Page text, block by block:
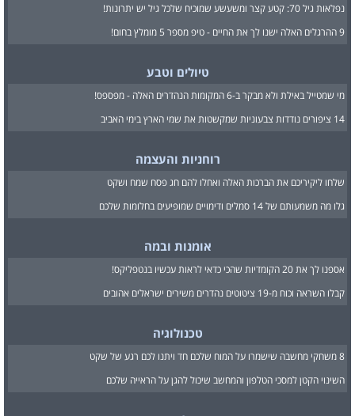
נפלאות גיל 70: קטע קצר ומשעשע שמוכיח שלכל גיל יש יתרונות!
9 ההרגלים האלה ישנו לך את החיים - טיפ מספר 5 מומלץ בחום!
טיולים וטבע
מי שמטייל באילת ולא מבקר ב-6 המקומות הנהדרים האלה - מפספס!
14 ציפורים נודדות צבעוניות שמקשטות את שמי הארץ בימי האביב
רוחניות והעצמה
שלחו ליקיריכם את הברכות האלה ואחלו להם חג פסח שמח ושקט
גלו מה משמעותם של 14 סמלים ודימויים שמופיעים בחלומות שלכם
אומנות ובמה
אספנו לך את 20 הקומדיות שהכי כדאי לראות עכשיו בנטפליקס!
קבלו השראה וכוח מ-19 ציטוטים נהדרים משירים ישראלים אהובים
טכנולוגיה
8 משחקי מחשבה שישמרו על המוח שלכם חד ויתנו לכם רגע של שקט
השינוי הקטן למסכי הטלפון והמחשב שיכול להגן על הראייה שלכם